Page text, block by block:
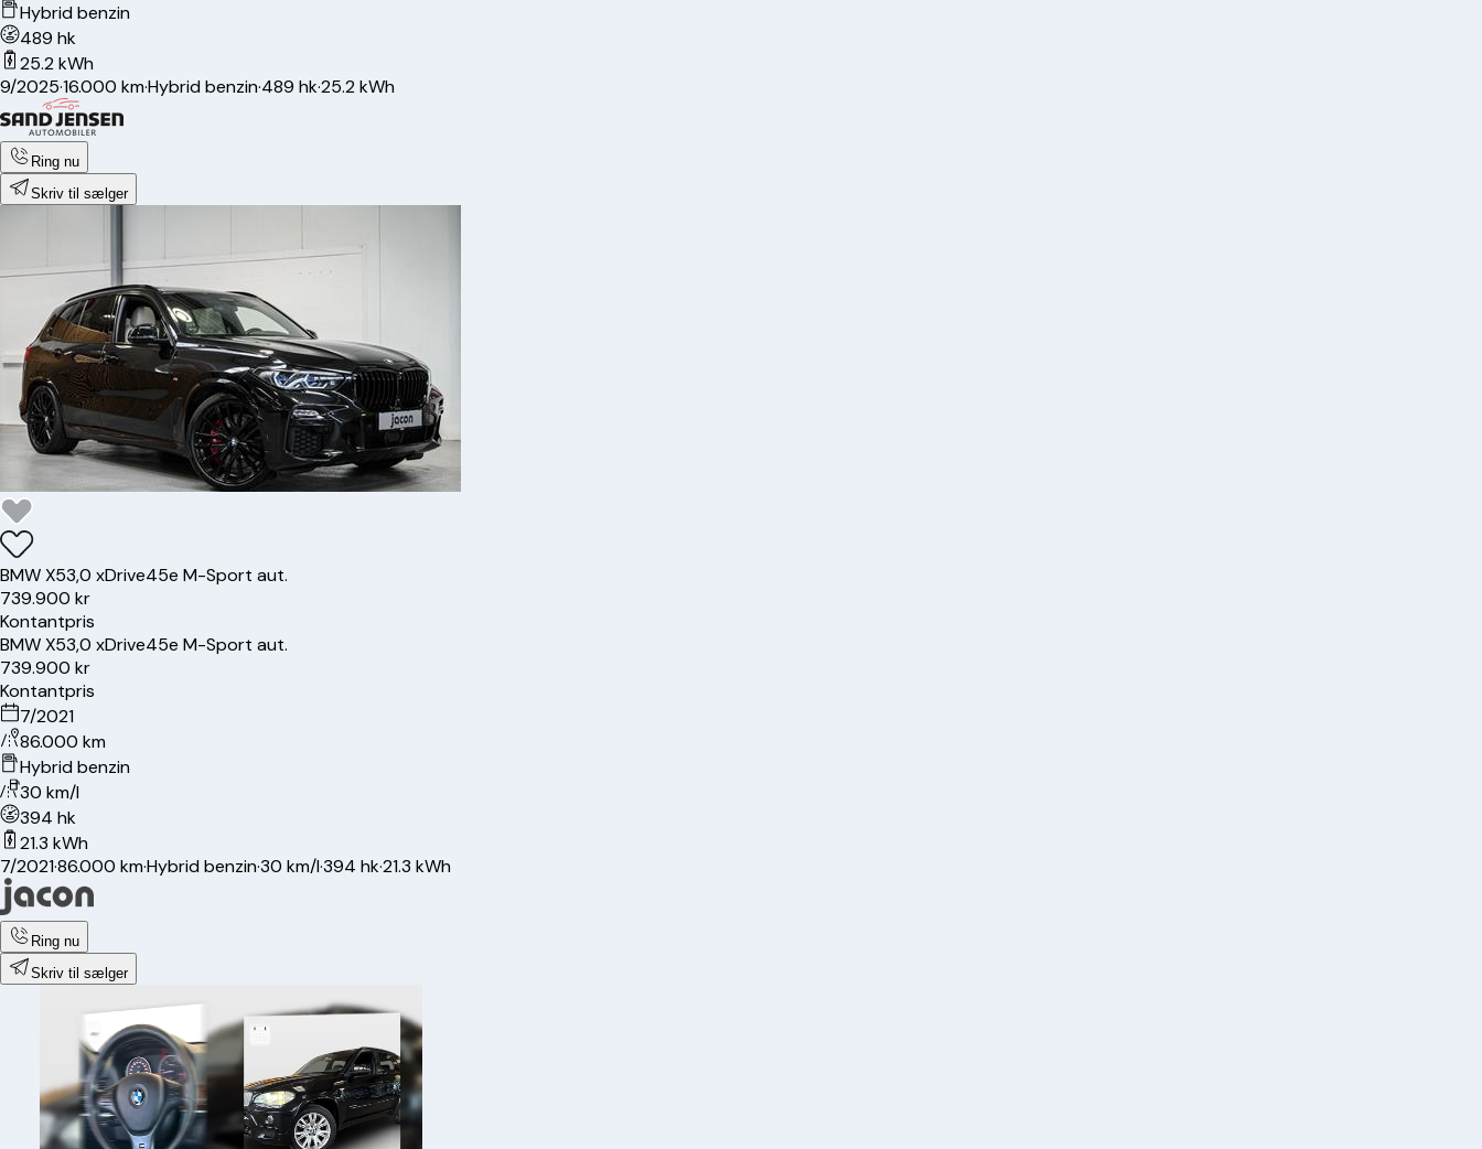
Hybrid benzin
489 hk
25.2 kWh
9/2025·16.000 km·Hybrid benzin·489 hk·25.2 kWh
Ring nu
Skriv til sælger
BMWX53,0 xDrive45e M-Sport aut.
739.900 kr
Kontantpris
BMWX53,0 xDrive45e M-Sport aut.
739.900 kr
Kontantpris
7/2021
86.000 km
Hybrid benzin
30 km/l
394 hk
21.3 kWh
7/2021·86.000 km·Hybrid benzin·30 km/l·394 hk·21.3 kWh
Ring nu
Skriv til sælger